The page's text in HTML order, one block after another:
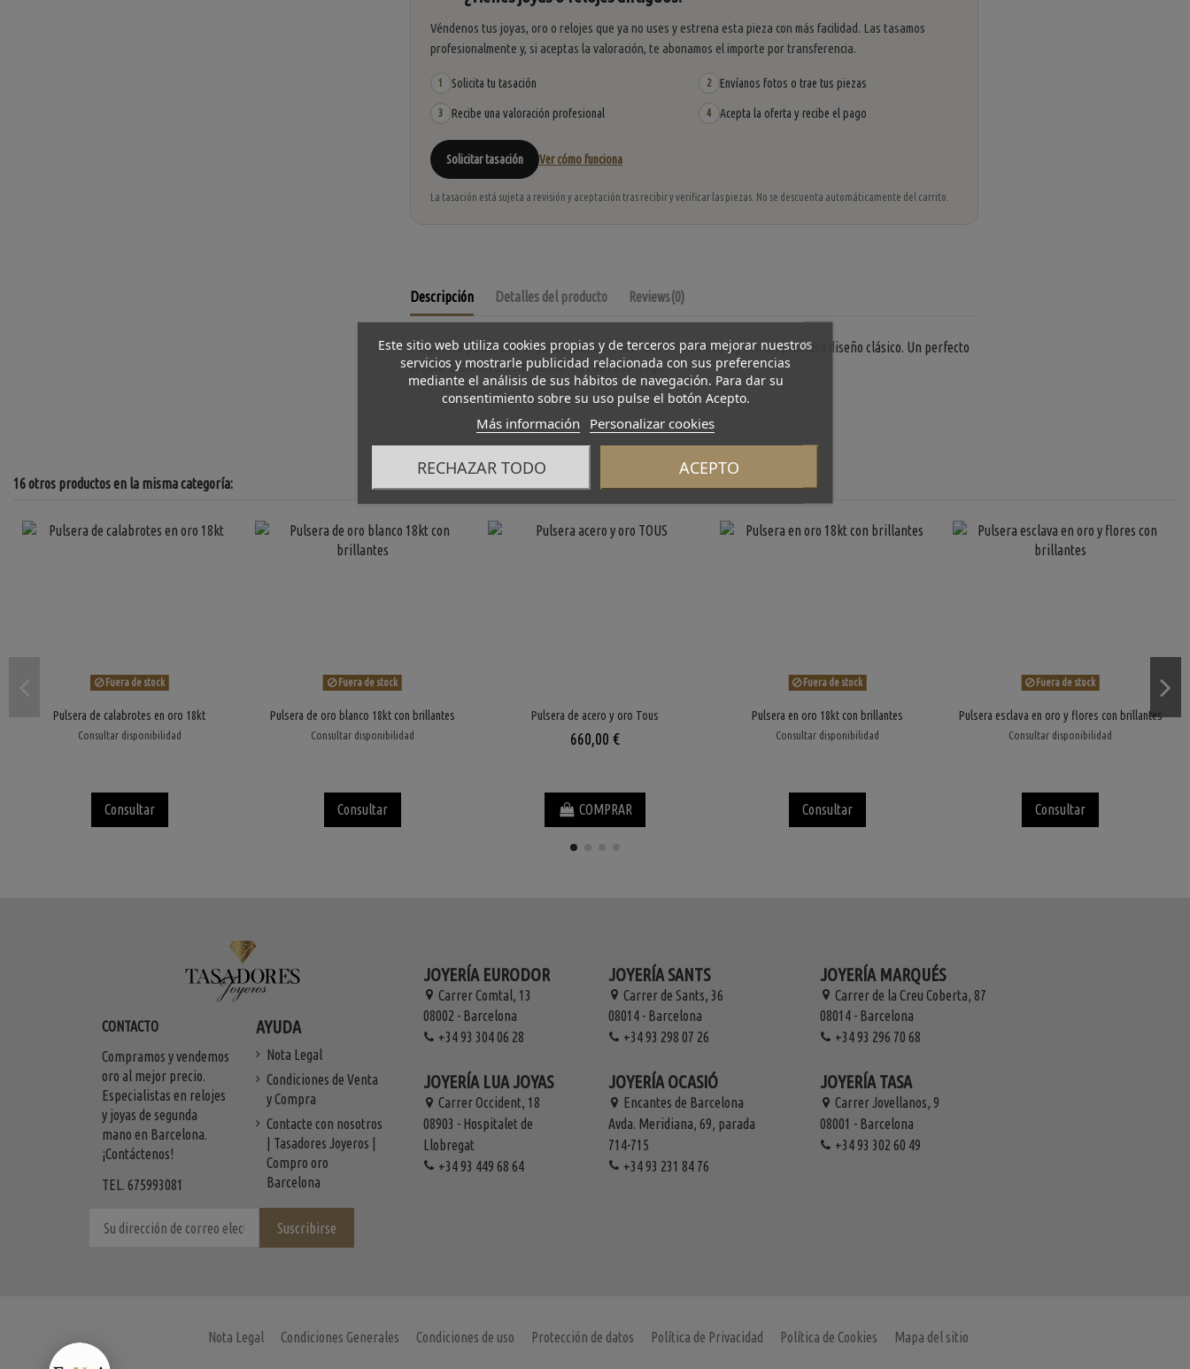
Véndenos tus joyas, oro o relojes que ya no uses y estrena esta pieza con más facilidad. Las tasamos
profesionalmente y, si aceptas la valoración, te abonamos el importe por transferencia.
1 Solicita tu tasación 2 Envíanos fotos o trae tus piezas
3 Recibe una valoración profesional 4 Acepta la oferta y recibe el pago
Solicitar tasación Ver cómo funciona
La tasación está sujeta a revisión y aceptación tras recibir y verificar las piezas. No se descuenta automáticamente del carrito.
Descripción Detalles del producto Reviews(0)
Magnifica pulsera de segunda mano en oro rosa de primera ley con un precioso diseño clásico. Un perfecto
regalo. Diámetro: 7cm. Ancho: 0.7cm. Peso: 30gr.
16 otros productos en la misma categoría:
Fuera de stock
Pulsera de calabrotes en oro 18kt
Consultar disponibilidad
Consultar
Fuera de stock
Pulsera de oro blanco 18kt con brillantes
Consultar disponibilidad
Consultar
Pulsera de acero y oro Tous
660,00 €
COMPRAR
Fuera de stock
Pulsera en oro 18kt con brillantes
Consultar disponibilidad
Consultar
Fuera de stock
Pulsera esclava en oro y flores con brillantes
Consultar disponibilidad
Consultar
CONTACTO
Compramos y vendemos
oro al mejor precio.
Especialistas en relojes
y joyas de segunda
mano en Barcelona.
¡Contáctenos!
TEL. 675993081
AYUDA
Nota Legal
Condiciones de Venta
y Compra
Contacte con nosotros
| Tasadores Joyeros |
Compro oro
Barcelona
JOYERÍA EURODOR
Carrer Comtal, 13
08002 - Barcelona
+34 93 304 06 28
JOYERÍA SANTS
Carrer de Sants, 36
08014 - Barcelona
+34 93 298 07 26
JOYERÍA LUA JOYAS
Carrer Occident, 18
08903 - Hospitalet de
Llobregat
+34 93 449 68 64
JOYERÍA OCASIÓ
Encantes de Barcelona
Avda. Meridiana, 69, parada
714-715
+34 93 231 84 76
JOYERÍA MARQUÉS
Carrer de la Creu Coberta, 87
08014 - Barcelona
+34 93 296 70 68
JOYERÍA TASA
Carrer Jovellanos, 9
08001 - Barcelona
+34 93 302 60 49
Nota Legal Condiciones Generales Condiciones de uso Protección de datos Política de Privacidad Política de Cookies Mapa del sitio
Este sitio web utiliza cookies propias y de terceros para mejorar nuestros
servicios y mostrarle publicidad relacionada con sus preferencias
mediante el análisis de sus hábitos de navegación. Para dar su
consentimiento sobre su uso pulse el botón Acepto.
Más información Personalizar cookies
RECHAZAR TODO ACEPTO